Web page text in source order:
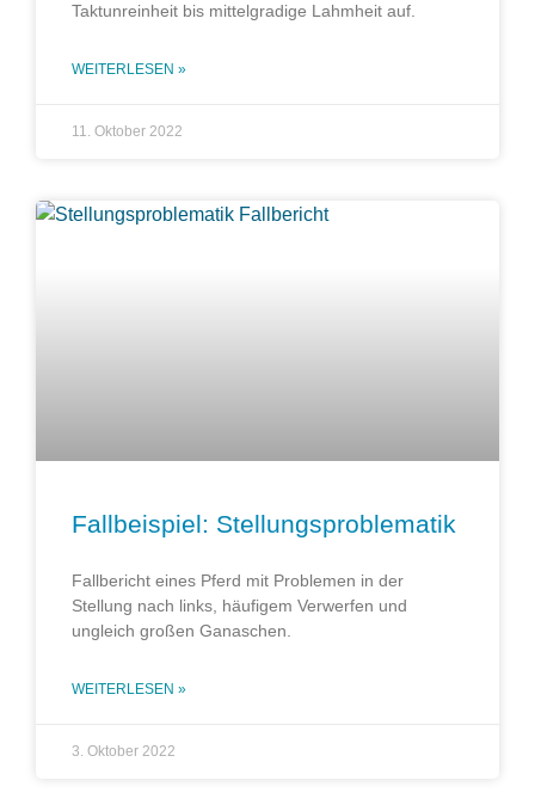
Taktunreinheit bis mittelgradige Lahmheit auf.
WEITERLESEN »
11. Oktober 2022
Fallbeispiel: Stellungsproblematik
Fallbericht eines Pferd mit Problemen in der
Stellung nach links, häufigem Verwerfen und
ungleich großen Ganaschen.
WEITERLESEN »
3. Oktober 2022